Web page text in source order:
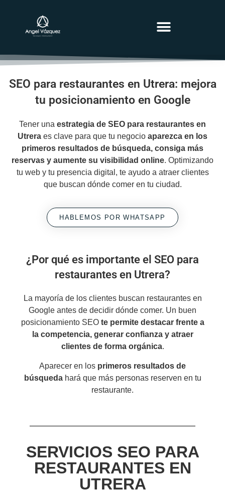
SEO para restaurantes en Utrera: mejora
tu posicionamiento en Google
Tener una estrategia de SEO para restaurantes en
Utrera es clave para que tu negocio aparezca en los
primeros resultados de búsqueda, consiga más
reservas y aumente su visibilidad online. Optimizando
tu web y tu presencia digital, te ayudo a atraer clientes
que buscan dónde comer en tu ciudad.
HABLEMOS POR WHATSAPP
¿Por qué es importante el SEO para
restaurantes en Utrera?
La mayoría de los clientes buscan restaurantes en
Google antes de decidir dónde comer. Un buen
posicionamiento SEO te permite destacar frente a
la competencia, generar confianza y atraer
clientes de forma orgánica.
Aparecer en los primeros resultados de
búsquedahará que más personas reserven en tu
restaurante.
SERVICIOS SEO PARA
RESTAURANTES EN
UTRERA